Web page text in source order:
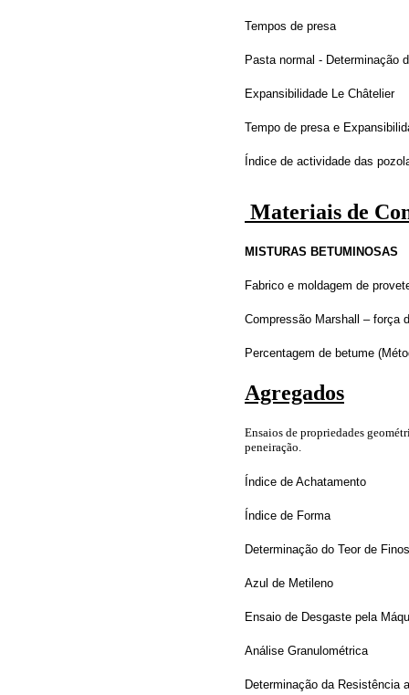
Tempos de presa
Pasta normal - Determinação
Expansibilidade Le Châtelier
Tempo de presa e
Índice de actividade das
Materiais de
MISTURAS BETUMINOSAS
Fabrico e moldagem de
Compressão Marshall – força
Percentagem de betume
Agregados
Ensaios de propriedades
peneiração.
Índice de Achatamento
Índice de Forma
Determinação do Teor de
Azul de Metileno
Ensaio de Desgaste pela
Análise Granulométrica
Determinação da Resistência